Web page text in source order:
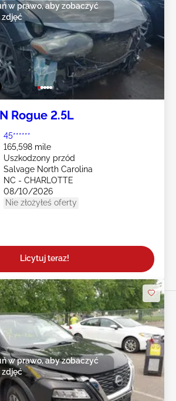
w prawo, aby zobaczyć
zdjęć
Rogue 2.5L
45******
165,598 mile
Uszkodzony przód
Salvage North Carolina
NC - CHARLOTTE
08/10/2026
Nie złożyłeś oferty
Licytuj teraz!
w prawo, aby zobaczyć
zdjęć